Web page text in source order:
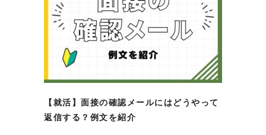
【就活】面接の確認メールにはどうやって
返信する？例文を紹介